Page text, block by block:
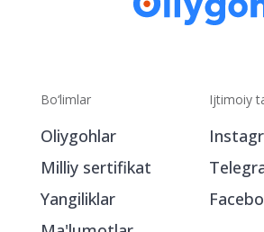
Bo‘limlar
Oliygohlar
Milliy sertifikat
Yangiliklar
Ijtimoiy